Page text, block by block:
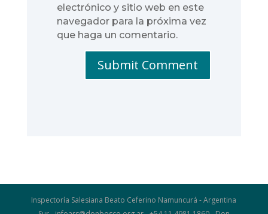
electrónico y sitio web en este
navegador para la próxima vez
que haga un comentario.
Submit Comment
Inspectoría Salesiana Beato Ceferino Namuncurá - Argentina